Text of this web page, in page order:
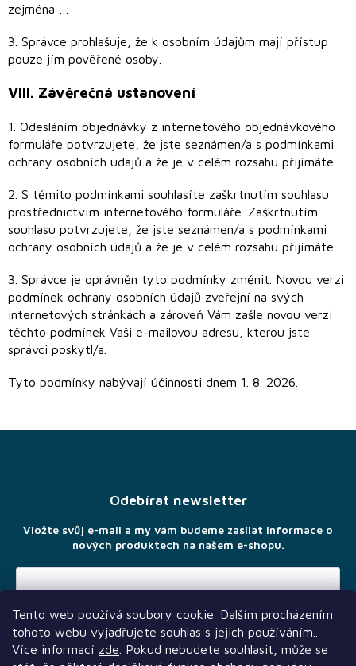
Tento web používá soubory cookie. Dalším procházením
tohoto webu vyjadřujete souhlas s jejich používáním..
Více informací zde . Pokud nebudete souhlasit, může se
zejména …
3. Správce prohlašuje, že k osobním údajům mají přístup
pouze jím pověřené osoby.
VIII. Závěrečná ustanovení
1. Odesláním objednávky z internetového objednávkového
formuláře potvrzujete, že jste seznámen/a s podmínkami
ochrany osobních údajů a že je v celém rozsahu přijímáte.
2. S těmito podmínkami souhlasíte zaškrtnutím souhlasu
prostřednictvím internetového formuláře. Zaškrtnutím
souhlasu potvrzujete, že jste seznámen/a s podmínkami
ochrany osobních údajů a že je v celém rozsahu přijímáte.
3. Správce je oprávněn tyto podmínky změnit. Novou verzi
podmínek ochrany osobních údajů zveřejní na svých
internetových stránkách a zároveň Vám zašle novou verzi
těchto podmínek Vaši e-mailovou adresu, kterou jste
správci poskytl/a.
Tyto podmínky nabývají účinnosti dnem 1. 8. 2026.
Odebírat newsletter
Vložte svůj e-mail a my vám budeme zasílat informace o
nových produktech na našem e-shopu.
Vložením e-mailu souhlasíte spodmínkami ochrany osobních
údajů